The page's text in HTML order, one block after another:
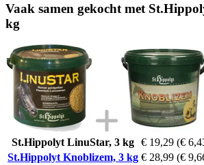
Vaak samen gekocht met
kg
St.Hippolyt LinuStar, 3 kg € 19,29 (€
St.Hippolyt Knoblizem, 3 kg € 28,99 (€